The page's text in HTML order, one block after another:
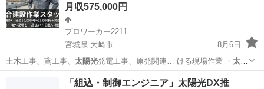
月収575,000円
プロワーカー2211
宮城県 大崎市
8月6日
土木工事、鳶工事、 太陽光発電工事、原発関連… ける現場作業 ・ 太陽
光発電設備に関する施…
その他 未経験
「組込・制御エンジニア」太陽光DX推